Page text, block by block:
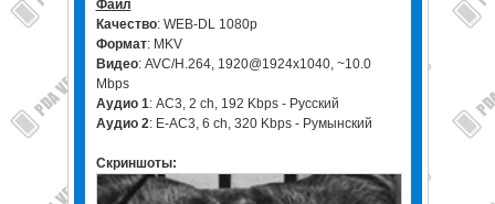
Файл
Качество: WEB-DL 1080p
Формат: MKV
Видео: AVC/H.264, 1920@1924x1040, ~10.0
Mbps
Аудио 1: AC3, 2 ch, 192 Kbps - Русский
Аудио 2: E-AC3, 6 ch, 320 Kbps - Румынский
Скриншоты: